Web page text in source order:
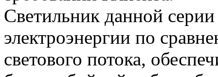
Светильник данной
электроэнергии по
светового потока,